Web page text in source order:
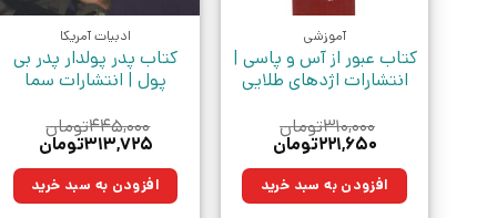
آموزشی
کتاب عبور از آس و پاسی |
انتشارات اژدهای طلایی
۳۱۰,۰۰۰تومان
قیمت
۳۱۰,۰۰۰تومان
بود.
۲۲۱,۶۵۰تومان
۲۲۱,۶۵۰تومان.افزودن به سبد خرید
ادبیات آمریکا
کتاب پدر پولدار پدر بی
پول | انتشارات سما
۴۴۵,۰۰۰تومان
قیمت
۴۴۵,۰۰۰تومان
بود.
۳۱۳,۷۲۵تومان
افزودن به سبد خرید